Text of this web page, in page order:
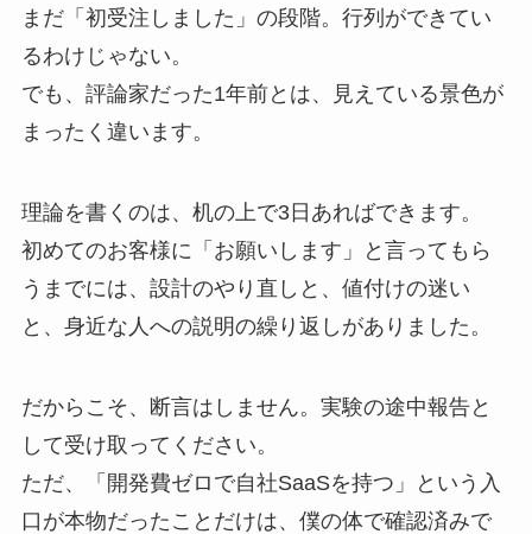
まだ「初受注しました」の段階。行列ができてい
るわけじゃない。
でも、評論家だった1年前とは、見えている景色が
まったく違います。
理論を書くのは、机の上で3日あればできます。
初めてのお客様に「お願いします」と言ってもら
うまでには、設計のやり直しと、値付けの迷い
と、身近な人への説明の繰り返しがありました。
だからこそ、断言はしません。実験の途中報告と
して受け取ってください。
ただ、「開発費ゼロで自社SaaSを持つ」という入
口が本物だったことだけは、僕の体で確認済みで